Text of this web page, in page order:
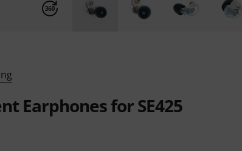
Earphones for SE425